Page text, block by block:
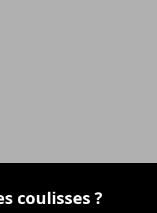
coulisses ?